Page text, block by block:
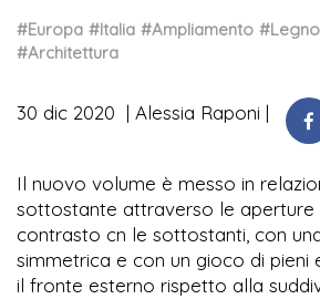
#Europa #Italia #Ampliamento #Legno
#Architettura
30 dic 2020 Alessia Raponi
Il nuovo volume è messo in
sottostante attraverso le aperture
contrasto cn le sottostanti, con
simmetrica e con un gioco di pieni
il fronte esterno rispetto alla